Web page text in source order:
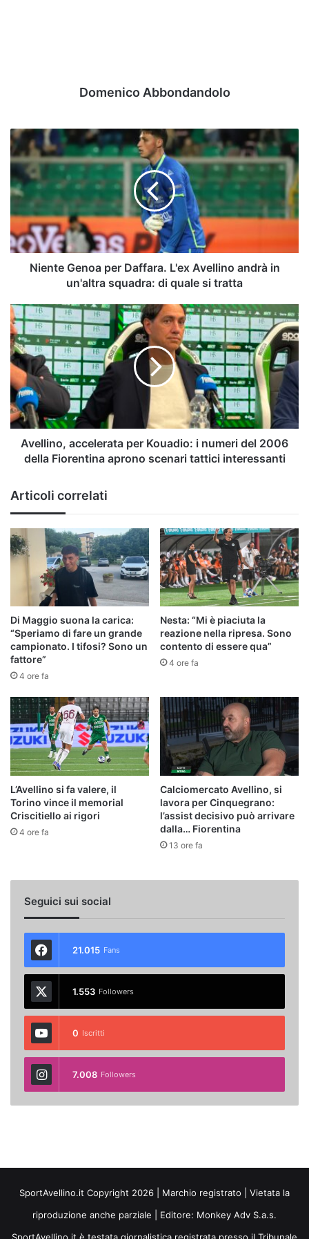
Domenico Abbondandolo
Niente
Genoa
per
Daffara.
L'ex
andrà
in
un'altra
squadra:
si
tratta
Niente Genoa per Daffara. L'ex Avellino andrà in
un'altra squadra: di quale si tratta
Avellino,
accelerata
per
Kouadio:
numeri
del
2006
della
Fiorentina
aprono
interessanti
Avellino, accelerata per Kouadio: i numeri del 2006
della Fiorentina aprono scenari tattici interessanti
Articoli correlati
Di Maggio suona la carica:
“Speriamo di fare un grande
campionato. I tifosi? Sono un
fattore”
4 ore fa
Nesta: “Mi è piaciuta la
reazione nella ripresa. Sono
contento di essere qua”
4 ore fa
L’Avellino si fa valere, il
Torino vince il memorial
Criscitiello ai rigori
4 ore fa
Calciomercato Avellino, si
lavora per Cinquegrano:
l’assist decisivo può arrivare
dalla… Fiorentina
13 ore fa
Seguici sui social
21.015 Fans
1.553 Followers
0 Iscritti
7.008 Followers
SportAvellino.it Copyright 2026 | Marchio registrato | Vietata la
riproduzione anche parziale | Editore: Monkey Adv S.a.s.
SportAvellino.it è testata giornalistica registrata presso il Tribunale